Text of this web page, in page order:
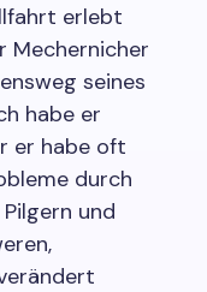
erlebt
Mechernicher
seines
habe er
er habe oft
durch
und